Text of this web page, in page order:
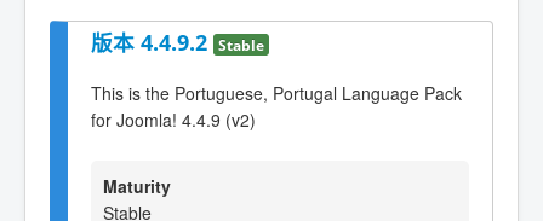
版本 4.4.9.2 Stable
This is the Portuguese, Portugal Language Pack
for Joomla! 4.4.9 (v2)
Maturity
Stable